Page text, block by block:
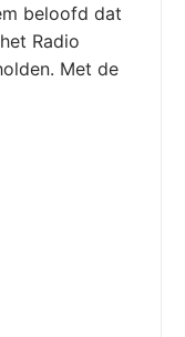
beloofd dat
Radio
Met de